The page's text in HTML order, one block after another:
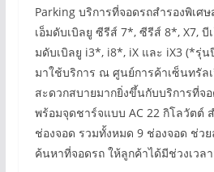
Parking บริการที่จอดรถสำรองพิเศ
เอ็มดับเบิลยู ซีรีส์ 7*, ซีรีส์ 8*, X7, บี
มดับเบิลยู i3*, i8*, iX และ iX3 (*รุ่
มาใช้บริการ ณ ศูนย์การค้าเซ็นทรัล
สะดวกสบายมากยิ่งขึ้นกับบริการที่จ
พร้อมจุดชาร์จแบบ AC 22 กิโลวัตต์
ช่องจอด รวมทั้งหมด 9 ช่องจอด ช่วย
ค้นหาที่จอดรถ ให้ลูกค้าได้มีช่วงเวล